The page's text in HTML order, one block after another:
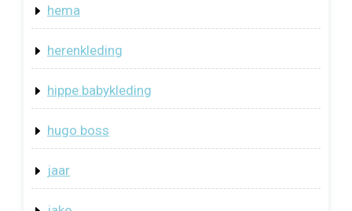
hema
herenkleding
hippe babykleding
hugo boss
jaar